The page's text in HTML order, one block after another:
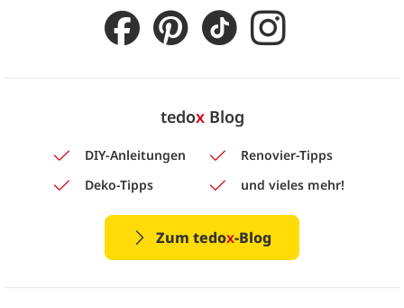
tedoxBlog
DIY-Anleitungen
Renovier-Tipps
Deko-Tipps
und vieles mehr!
Zum tedox-Blog